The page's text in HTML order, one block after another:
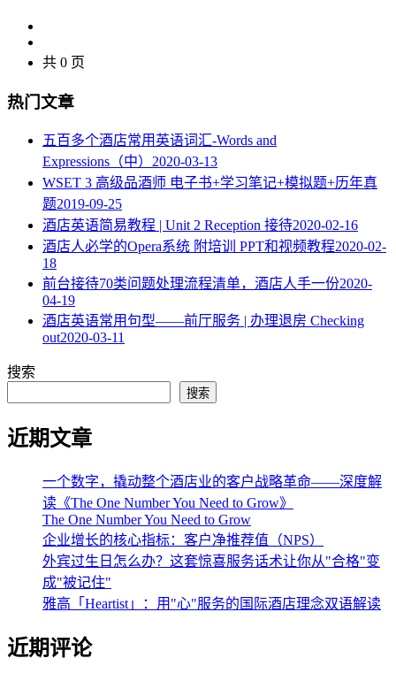
共 0 页
热门文章
五百多个酒店常用英语词汇-Words and
Expressions（中） 2020-03-13
WSET 3 高级品酒师 电子书+学习笔记+模拟题+历年真
题2019-09-25
酒店英语简易教程 | Unit 2 Reception 接待2020-02-16
酒店人必学的Opera系统 附培训 PPT和视频教程2020-02-
18
​前台接待70类问题处理流程清单，酒店人手一份2020-
04-19
酒店英语常用句型——前厅服务 | 办理退房 Checking
out2020-03-11
搜索
搜索
近期文章
一个数字，撬动整个酒店业的客户战略革命——深度解
读《The One Number You Need to Grow》
The One Number You Need to Grow
企业增长的核心指标：客户净推荐值（NPS）
外宾过生日怎么办？这套惊喜服务话术让你从"合格"变
成"被记住"
雅高「Heartist」：用"心"服务的国际酒店理念双语解读
近期评论